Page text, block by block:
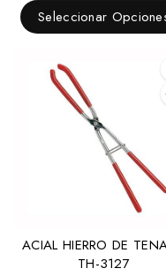
de
5
Seleccionar
ACIAL HIERRO DE
TH-3127